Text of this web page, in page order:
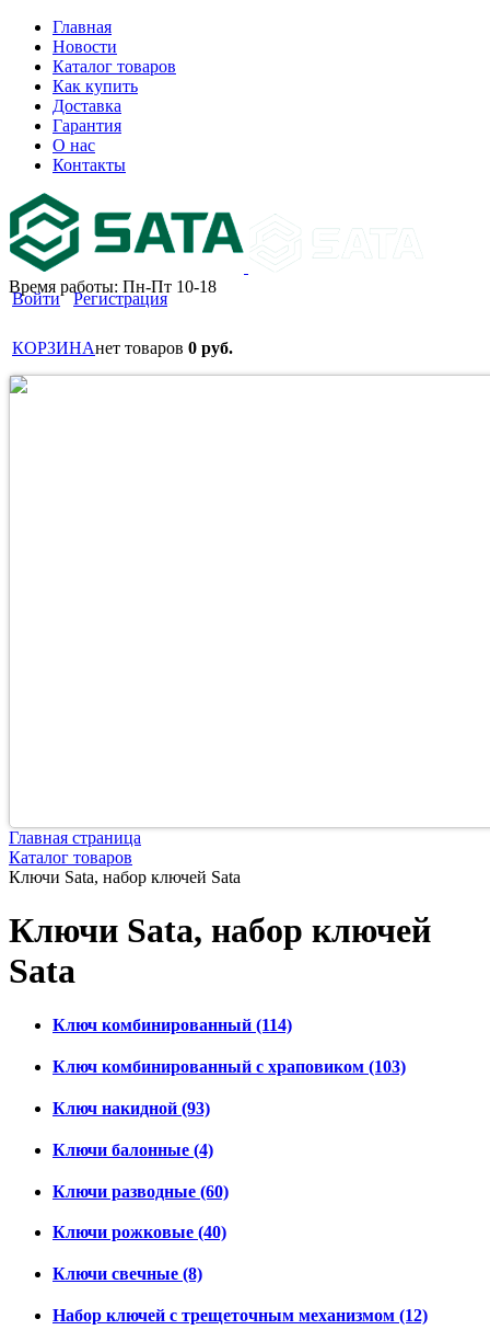
Главная
Новости
Каталог товаров
Как купить
Доставка
Гарантия
О нас
Контакты
Время работы: Пн-Пт 10-18
Войти Регистрация
КОРЗИНАнет товаров 0 руб.
Главная страница
Каталог товаров
Ключи Sata, набор ключей Sata
Ключи Sata, набор ключей
Sata
Ключ комбинированный (114)
Ключ комбинированный с храповиком (103)
Ключ накидной (93)
Ключи балонные (4)
Ключи разводные (60)
Ключи рожковые (40)
Ключи свечные (8)
Набор ключей с трещеточным механизмом (12)